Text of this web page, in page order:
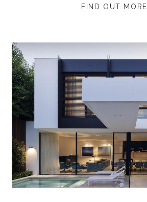
FIND OUT MORE